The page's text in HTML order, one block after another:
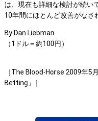
は、現在も詳細な検討が続い
10年間にほとんど改善がなさ
By Dan Liebman
（1ドル＝約100円）
［The Blood-Horse 2009年5
Betting」］